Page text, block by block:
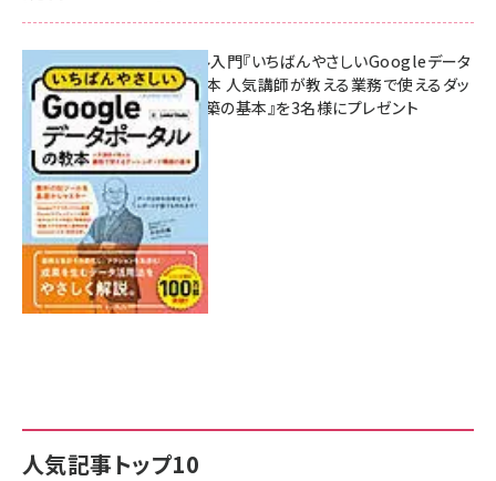
人気記事トップ10
無料BIツール入門『いちばんやさしいGoogleデータ
ポータルの教本 人気講師が教える業務で使えるダッ
シュボード構築の基本』を3名様にプレゼント
7月31日 10:00